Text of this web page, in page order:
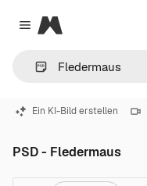
Close menu
Magnific
Ein KI-Bild erstellen
PSD - Fledermaus